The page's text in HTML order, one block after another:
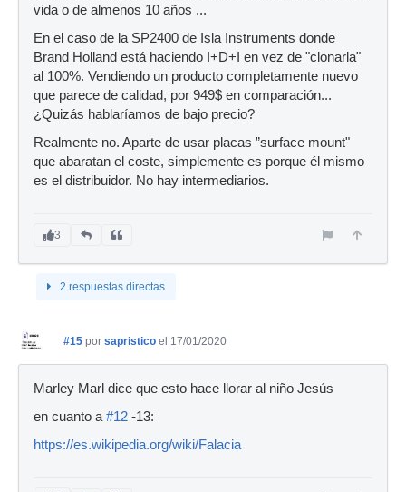
vida o de almenos 10 años ...
En el caso de la SP2400 de Isla Instruments donde
Brand Holland está haciendo I+D+I en vez de "clonarla"
al 100%. Vendiendo un producto completamente nuevo
que parece de calidad, por 949$ en comparación...
¿Quizás hablaríamos de bajo precio?
Realmente no. Aparte de usar placas ”surface mount"
que abaratan el coste, simplemente es porque él mismo
es el distribuidor. No hay intermediarios.
3
2 respuestas directas
#15 por sapristico el 17/01/2020
Marley Marl dice que esto hace llorar al niño Jesús
en cuanto a#12 -13:
https://es.wikipedia.org/wiki/Falacia